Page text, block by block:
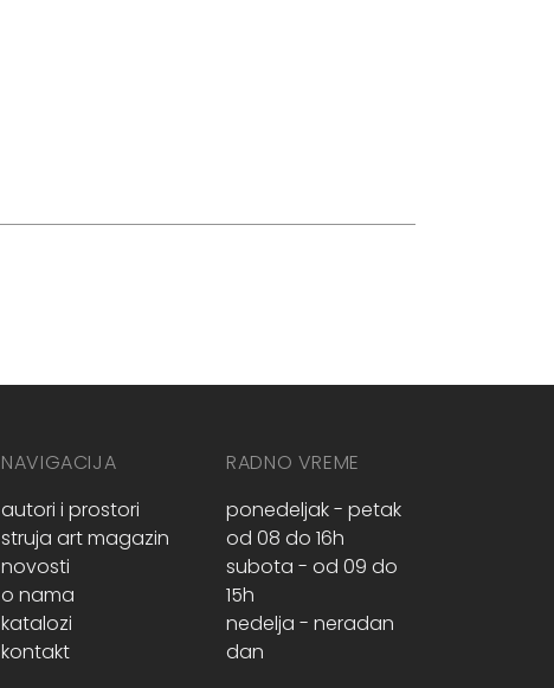
NAVIGACIJA
autori i prostori
struja art magazin
novosti
o nama
katalozi
kontakt
RADNO VREME
ponedeljak - petak
od 08 do 16h
subota - od 09 do
15h
nedelja - neradan
dan